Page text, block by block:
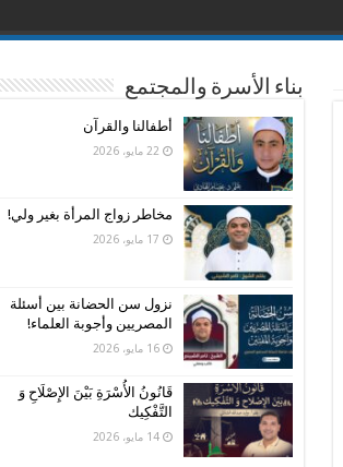
بناء الأسرة والمجتمع
أطفالنا والقرآن
22 مايو، 2026
مخاطر زواج المرأة بغير ولي!
17 مايو، 2026
نزول سن الحضانة بين أسئلة
المصريين وأجوبة العلماء!
16 مايو، 2026
قَانُونُ الأُسْرَةِ بَيْنَ الإِصْلَاحِ وَ
التَّفْكِيك
14 مايو، 2026